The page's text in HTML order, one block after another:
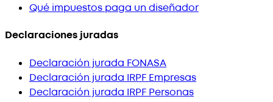
Qué impuestos paga un diseñador
Declaraciones juradas
Declaración jurada FONASA
Declaración jurada IRPF Empresas
Declaración jurada IRPF Personas